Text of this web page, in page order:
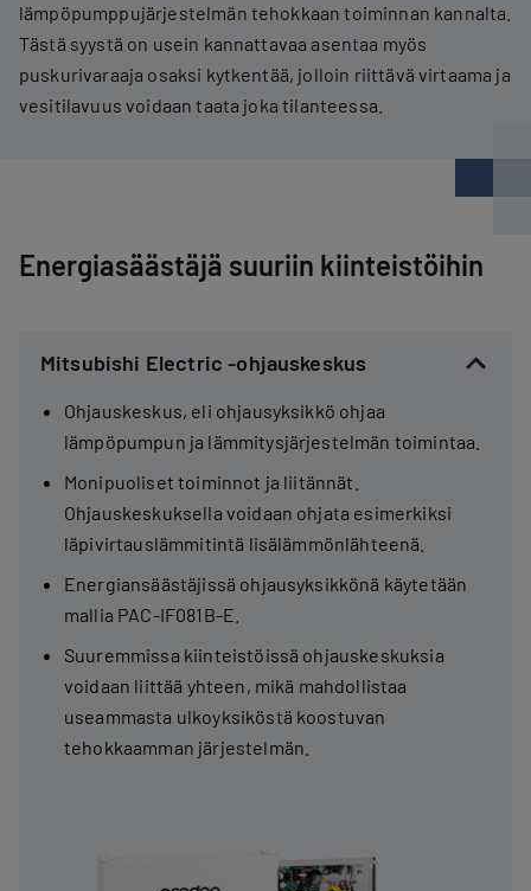
lämpöpumppujärjestelmän tehokkaan toiminnan kannalta.
Tästä syystä on usein kannattavaa asentaa myös
puskurivaraaja osaksi kytkentää, jolloin riittävä virtaama ja
vesitilavuus voidaan taata joka tilanteessa.
Energiasäästäjä suuriin kiinteistöihin
Mitsubishi Electric -ohjauskeskus
Ohjauskeskus, eli ohjausyksikkö ohjaa
lämpöpumpun ja lämmitysjärjestelmän toimintaa.
Monipuoliset toiminnot ja liitännät.
Ohjauskeskuksella voidaan ohjata esimerkiksi
läpivirtauslämmitintä lisälämmönlähteenä.
Energiansäästäjissä ohjausyksikkönä käytetään
mallia PAC-IF081B-E.
Suuremmissa kiinteistöissä ohjauskeskuksia
voidaan liittää yhteen, mikä mahdollistaa
useammasta ulkoyksiköstä koostuvan
tehokkaamman järjestelmän.